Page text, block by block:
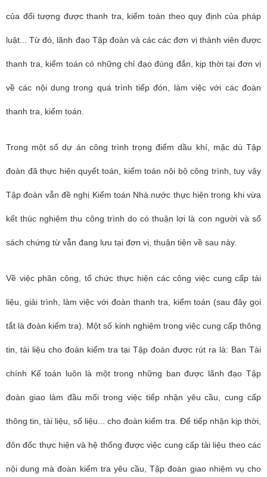
của đối tượng được thanh tra, kiểm toán theo quy định của pháp
luật... Từ đó, lãnh đạo Tập đoàn và các các đơn vị thành viên được
thanh tra, kiểm toán có những chỉ đạo đúng đắn, kịp thời tại đơn vị
về các nội dung trong quá trình tiếp đón, làm việc với các đoàn
thanh tra, kiểm toán.
Trong một số dự án công trình trọng điểm dầu khí, mặc dù Tập
đoàn đã thực hiện quyết toán, kiểm toán nội bộ công trình, tuy vậy
Tập đoàn vẫn đề nghị Kiểm toán Nhà nước thực hiện trong khi vừa
kết thúc nghiệm thu công trình do có thuận lợi là con người và sổ
sách chứng từ vẫn đang lưu tại đơn vị, thuận tiện về sau này.
Về việc phân công, tổ chức thực hiện các công việc cung cấp tài
liệu, giải trình, làm việc với đoàn thanh tra, kiểm toán (sau đây gọi
tắt là đoàn kiểm tra). Một số kinh nghiệm trong việc cung cấp thông
tin, tài liệu cho đoàn kiểm tra tại Tập đoàn được rút ra là: Ban Tài
chính Kế toán luôn là một trong những ban được lãnh đạo Tập
đoàn giao làm đầu mối trong việc tiếp nhận yêu cầu, cung cấp
thông tin, tài liệu, số liệu... cho đoàn kiểm tra. Để tiếp nhận kịp thời,
đôn đốc thực hiện và hệ thống được việc cung cấp tài liệu theo các
nội dung mà đoàn kiểm tra yêu cầu, Tập đoàn giao nhiệm vụ cho